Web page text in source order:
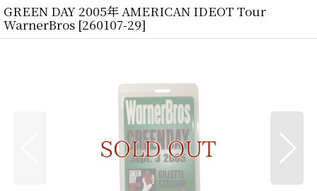
GREEN DAY 2005年 AMERICAN IDEOT Tour
WarnerBros [260107-29]